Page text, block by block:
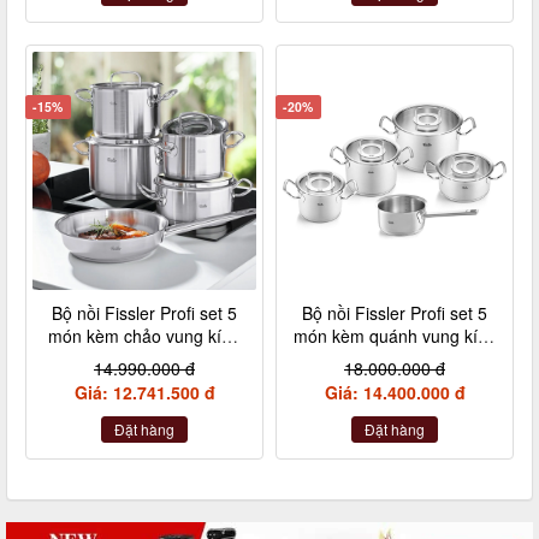
-15%
Bộ nồi Fissler Profi set 5
món kèm chảo vung kính
made in Germany
14.990.000 đ
Giá: 12.741.500 đ
Đặt hàng
-20%
Bộ nồi Fissler Profi set 5
món kèm quánh vung kính
made in Germany
18.000.000 đ
Giá: 14.400.000 đ
Đặt hàng